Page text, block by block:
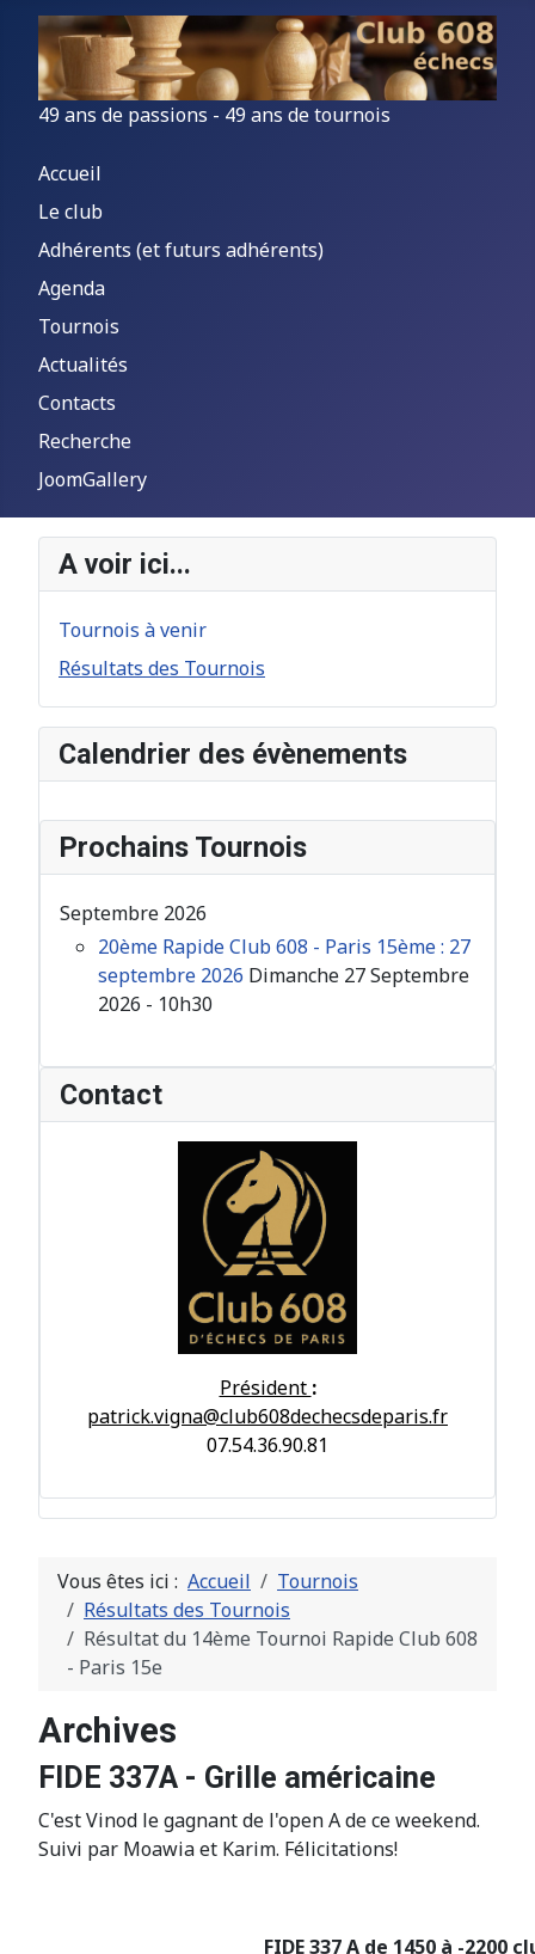
49 ans de passions - 49 ans de tournois
Accueil
Le club
Adhérents (et futurs adhérents)
Agenda
Tournois
Actualités
Contacts
Recherche
JoomGallery
A voir ici...
Tournois à venir
Résultats des Tournois
Calendrier des évènements
Prochains Tournois
Septembre 2026
20ème Rapide Club 608 - Paris 15ème : 27
septembre 2026 Dimanche 27 Septembre
2026 - 10h30
Contact
Président :
patrick.vigna@club608dechecsdeparis.fr
07.54.36.90.81
Vous êtes ici : Accueil
Tournois
Résultats des Tournois
Résultat du 14ème Tournoi Rapide Club 608
- Paris 15e
Archives
FIDE 337A - Grille américaine
C'est Vinod le gagnant de l'open A de ce weekend.
Suivi par Moawia et Karim. Félicitations!
FIDE 337 A de 1450 à -2200